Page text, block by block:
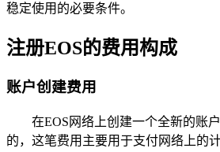
稳定使用的必要条件。
注册EOS的费用构成
账户创建费用
在EOS网络上创建一个全新的账
的，这笔费用主要用于支付网络上的